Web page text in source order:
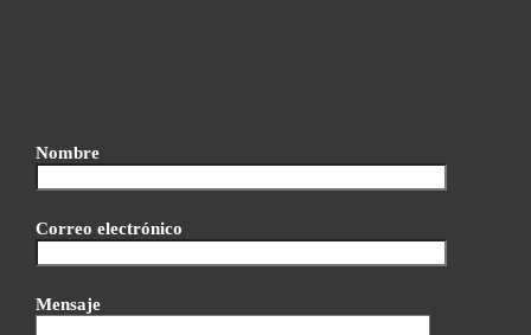
Nombre
Correo electrónico
Mensaje